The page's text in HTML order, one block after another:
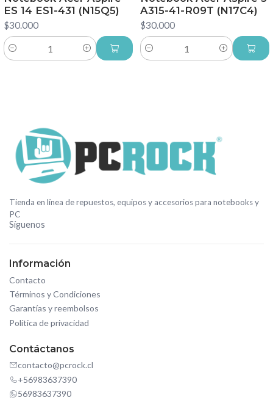
ES 14 ES1-431 (N15Q5)
$30.000
Cantidad
A315-41-R09T (N17C4)
$30.000
Cantidad
Tienda en línea de repuestos, equipos y accesorios para notebooks y
PC
Síguenos
Información
Contacto
Términos y Condiciones
Garantías y reembolsos
Política de privacidad
Contáctanos
contacto@pcrock.cl
+56983637390
56983637390